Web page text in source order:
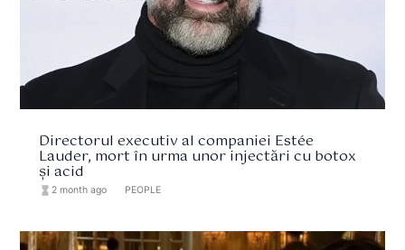
Directorul executiv al companiei Estée
Lauder, mort în urma unor injectări cu botox
și acid
hourglass_full 2 month ago PEOPLE